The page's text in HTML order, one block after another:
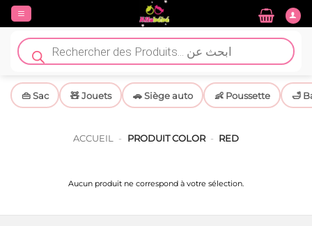
Passer
contenu
Recherche
de
produits
👜 Sac 🧸 Jouets 🚗 Siège auto 👶 Poussette 🛁
ACCUEIL - PRODUIT COLOR - RED
Aucun produit ne correspond à votre sélection.